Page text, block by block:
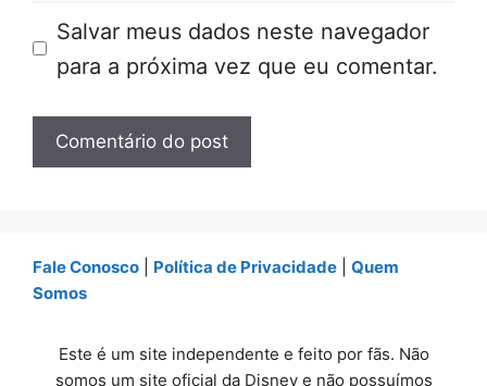
Salvar meus dados neste navegador
para a próxima vez que eu comentar.
Fale Conosco Política de Privacidade
Quem
Somos
Este é um site independente e feito por fãs. Não
somos um site oficial da Disney e não possuímos